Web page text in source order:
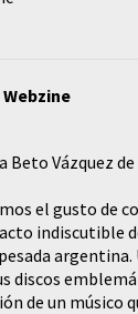
Vázquez de
el gusto de
indiscutible
discos
de un músico